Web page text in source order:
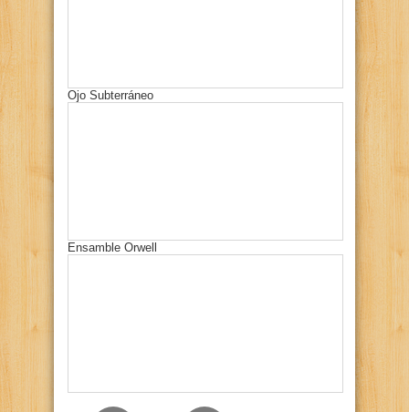
Ojo Subterráneo
Ensamble Orwell